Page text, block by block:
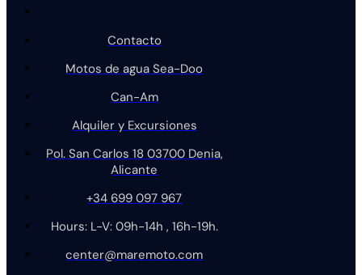
Contacto
Motos de agua Sea-Doo
Can-Am
Alquiler y Excursiones
Pol. San Carlos 18 03700 Denia,
Alicante
+34 699 097 967
Hours: L-V: 09h-14h , 16h-19h.
center@maremoto.com